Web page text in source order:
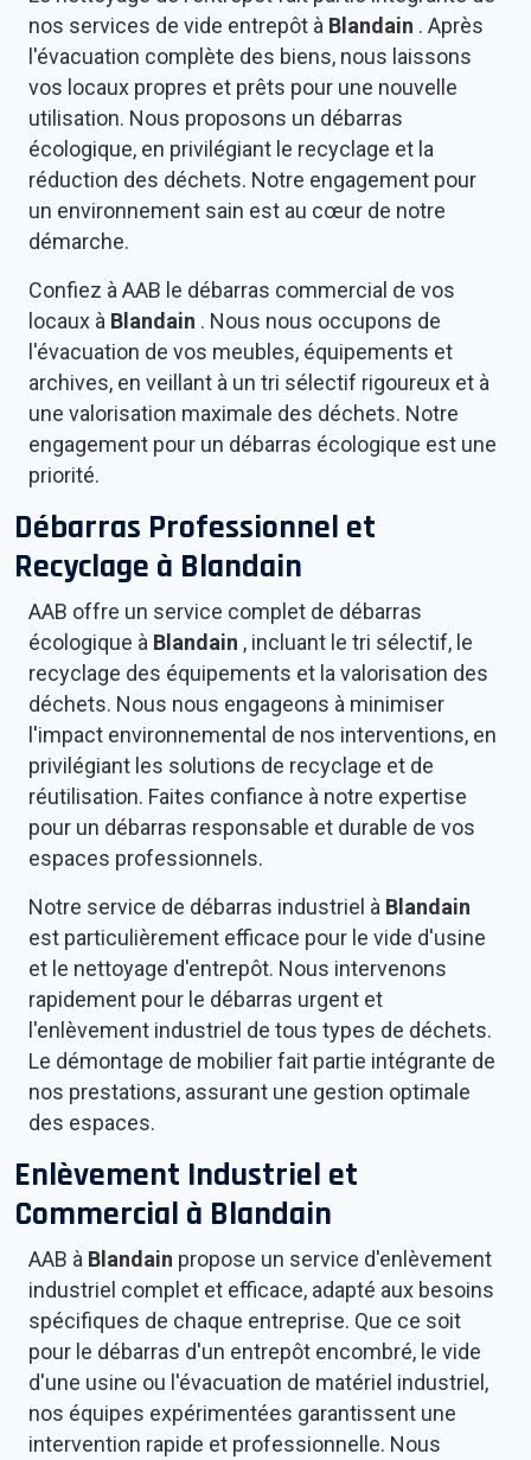
nos services de vide entrepôt à Blandain . Après
l'évacuation complète des biens, nous laissons
vos locaux propres et prêts pour une nouvelle
utilisation. Nous proposons un débarras
écologique, en privilégiant le recyclage et la
réduction des déchets. Notre engagement pour
un environnement sain est au cœur de notre
démarche.
Confiez à AAB le débarras commercial de vos
locaux à Blandain . Nous nous occupons de
l'évacuation de vos meubles, équipements et
archives, en veillant à un tri sélectif rigoureux et à
une valorisation maximale des déchets. Notre
engagement pour un débarras écologique est une
priorité.
Débarras Professionnel et
Recyclage à Blandain
AAB offre un service complet de débarras
écologique à Blandain , incluant le tri sélectif, le
recyclage des équipements et la valorisation des
déchets. Nous nous engageons à minimiser
l'impact environnemental de nos interventions, en
privilégiant les solutions de recyclage et de
réutilisation. Faites confiance à notre expertise
pour un débarras responsable et durable de vos
espaces professionnels.
Notre service de débarras industriel à Blandain
est particulièrement efficace pour le vide d'usine
et le nettoyage d'entrepôt. Nous intervenons
rapidement pour le débarras urgent et
l'enlèvement industriel de tous types de déchets.
Le démontage de mobilier fait partie intégrante de
nos prestations, assurant une gestion optimale
des espaces.
Enlèvement Industriel et
Commercial à Blandain
AAB à Blandain propose un service d'enlèvement
industriel complet et efficace, adapté aux besoins
spécifiques de chaque entreprise. Que ce soit
pour le débarras d'un entrepôt encombré, le vide
d'une usine ou l'évacuation de matériel industriel,
nos équipes expérimentées garantissent une
intervention rapide et professionnelle. Nous